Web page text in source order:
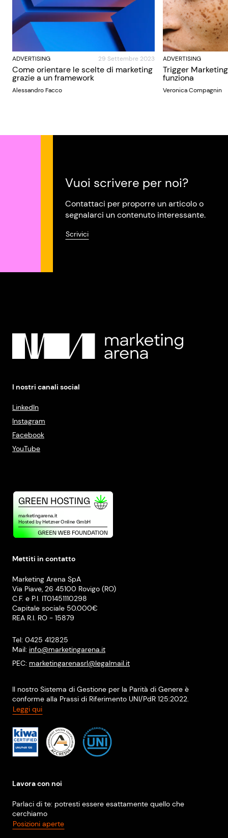
ADVERTISING 29 Settembre 2023
Come orientare le scelte di marketing
grazie a un framework
Alessandro Facco
ADVERTISING
Trigger
funziona
Veronica Compagnin
Vuoi scrivere per noi?
Contattaci per proporre un articolo o
segnalarci un contenuto interessante.
Scrivici
I nostri canali social
LinkedIn
Instagram
Facebook
YouTube
Mettiti in contatto
Marketing Arena SpA
Via Piave, 26 45100 Rovigo (RO)
C.F. e P.I. IT01451110298
Capitale sociale 50.000€
REA R.I. RO - 15879
Tel: 0425 412825
Mail: info@marketingarena.it
PEC: marketingarenasrl@legalmail.it
Il nostro Sistema di Gestione per la Parità di Genere è
conforme alla Prassi di Riferimento UNI/PdR 125:2022.
Leggi qui
Lavora con noi
Parlaci di te: potresti essere esattamente quello che
cerchiamo
Posizioni aperte